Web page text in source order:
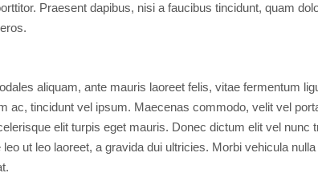
Praesent dapibus, nisi a faucibus tincidunt, quam
aliquam, ante mauris laoreet felis, vitae fermentum
ac, tincidunt vel ipsum. Maecenas commodo, velit vel
elit turpis eget mauris. Donec dictum elit vel nunc
ut leo laoreet, a gravida dui ultricies. Morbi vehicula